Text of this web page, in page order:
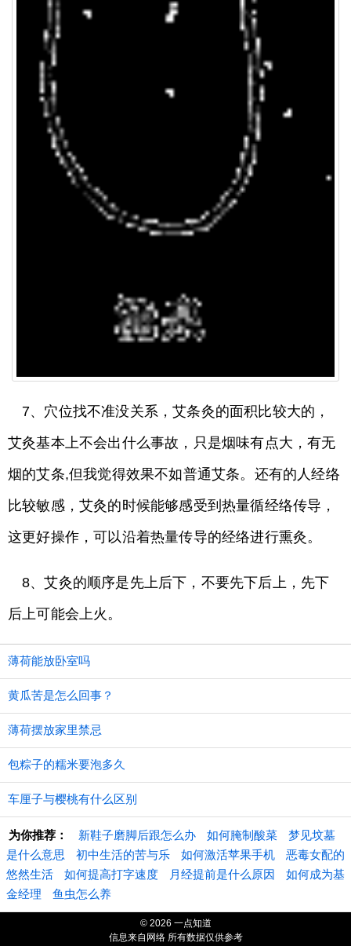
7、穴位找不准没关系，艾条灸的面积比较大的，
艾灸基本上不会出什么事故，只是烟味有点大，有无
烟的艾条,但我觉得效果不如普通艾条。还有的人经络
比较敏感，艾灸的时候能够感受到热量循经络传导，
这更好操作，可以沿着热量传导的经络进行熏灸。
8、艾灸的顺序是先上后下，不要先下后上，先下
后上可能会上火。
薄荷能放卧室吗
黄瓜苦是怎么回事？
薄荷摆放家里禁忌
包粽子的糯米要泡多久
车厘子与樱桃有什么区别
为你推荐： 新鞋子磨脚后跟怎么办 如何腌制酸菜
梦见坟墓
是什么意思
初中生活的苦与乐 如何激活苹果手机
恶毒女配的
悠然生活
如何提高打字速度 月经提前是什么原因
如何成为基
金经理
鱼虫怎么养
© 2026 一点知道
信息来自网络 所有数据仅供参考